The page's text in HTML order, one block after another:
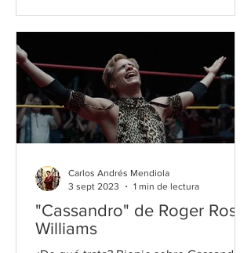
"Cassandro" de Roger Ross
Williams
Carlos Andrés Mendiola
3 sept 2023
1 min de lectura